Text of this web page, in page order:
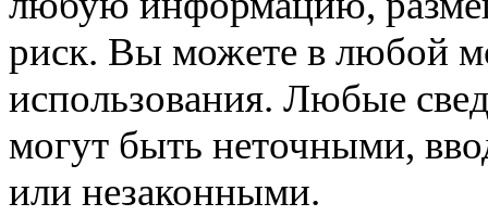
риск. Вы можете в любой
использования. Любые
могут быть неточными,
или незаконными.